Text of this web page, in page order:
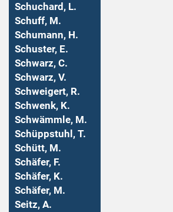
Schuchard, L.
Schuff, M.
Schumann, H.
Schuster, E.
Schwarz, C.
Schwarz, V.
Schweigert, R.
Schwenk, K.
Schwämmle, M.
Schüppstuhl, T.
Schütt, M.
Schäfer, F.
Schäfer, K.
Schäfer, M.
Seitz, A.